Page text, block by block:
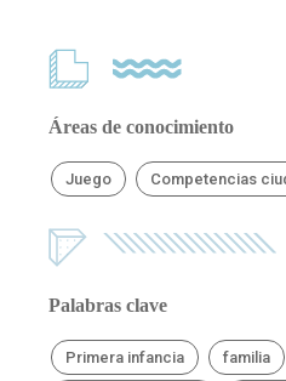
Áreas de conocimiento
Juego Competencias
Palabras clave
Primera infancia familia